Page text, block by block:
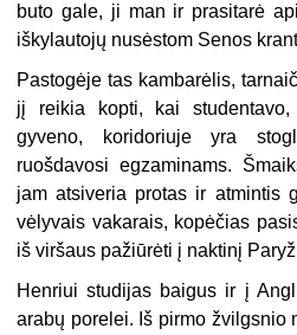
buto gale, ji man ir prasitarė
iškylautojų nusėstom Senos
Pastogėje tas kambarėlis,
jį reikia kopti, kai
gyveno, koridoriuje yra
ruošdavosi egzaminams.
jam atsiveria protas ir atmintis
vėlyvais vakarais, kopėčias
iš viršaus pažiūrėti į naktinį
Henriui studijas baigus ir į
arabų porelei. Iš pirmo žvilgsnio